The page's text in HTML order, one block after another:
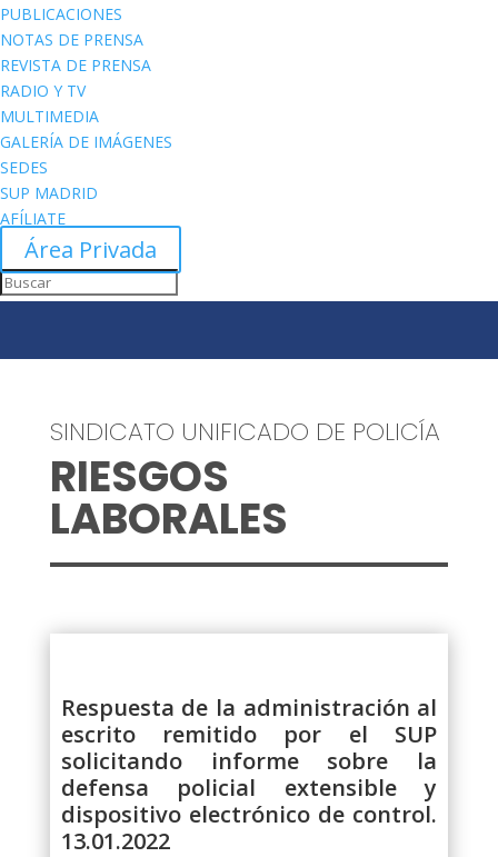
PUBLICACIONES
NOTAS DE PRENSA
REVISTA DE PRENSA
RADIO Y TV
MULTIMEDIA
GALERÍA DE IMÁGENES
SEDES
SUP MADRID
AFÍLIATE
Área Privada
SINDICATO UNIFICADO DE POLICÍA
RIESGOS
LABORALES
Respuesta de la administración al
escrito remitido por el SUP
solicitando informe sobre la
defensa policial extensible y
dispositivo electrónico de control.
13.01.2022